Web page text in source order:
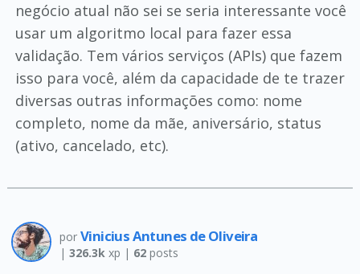
negócio atual não sei se seria interessante você
usar um algoritmo local para fazer essa
validação. Tem vários serviços (APIs) que fazem
isso para você, além da capacidade de te trazer
diversas outras informações como: nome
completo, nome da mãe, aniversário, status
(ativo, cancelado, etc).
por Vinicius Antunes de Oliveira
| 326.3kxp | 62posts